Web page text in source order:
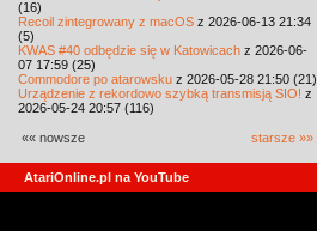
(16)
Recoil zintegrowany z macOS z 2026-06-13 21:34
(5)
KWAS #40 odbędzie się w Katowicach z 2026-06-
07 17:59 (25)
Commodore po atarowsku z 2026-05-28 21:50 (21)
Urządzenie z rekordowo szybką transmisją SIO! z
2026-05-24 20:57 (116)
«« nowsze starsze »»
AtariOnline.pl na YouTube